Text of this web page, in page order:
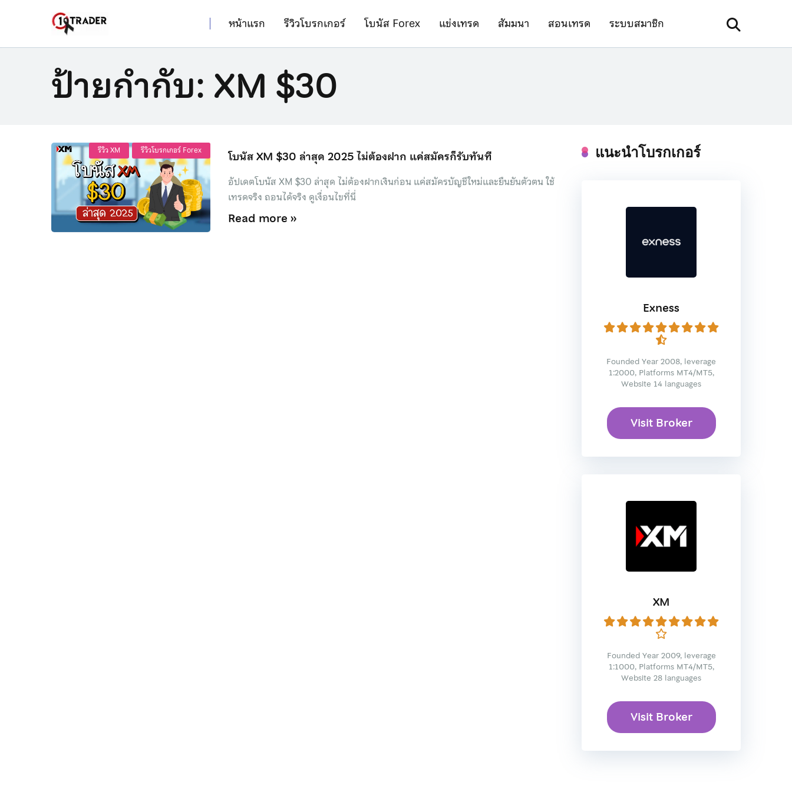
หน้าแรก รีวิวโบรกเกอร์ โบนัส Forex แข่งเทรด สัมมนา สอนเทรด ระบบสมาชิก
ป้ายกำกับ: XM $30
รีวิว XM รีวิวโบรกเกอร์ Forex โบนัส XM $30 ล่าสุด 2025 ไม่ต้องฝาก แค่สมัครก็รับทันที
อัปเดตโบนัส XM $30 ล่าสุด ไม่ต้องฝากเงินก่อน แค่สมัครบัญชีใหม่และยืนยันตัวตน ใช้
เทรดจริง ถอนได้จริง ดูเงื่อนไขที่นี่
Read more »
แนะนำโบรกเกอร์
Exness
Founded Year 2008, leverage
1:2000, Platforms MT4/MT5,
Website 14 languages
Visit Broker
XM
Founded Year 2009, leverage
1:1000, Platforms MT4/MT5,
Website 28 languages
Visit Broker